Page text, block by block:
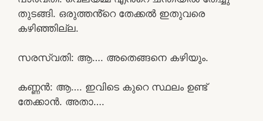
തുടങ്ങി. ഒരുത്തൻ്റെ തേക്കൽ ഇതുവരെ
കഴിഞ്ഞില്ല.
സരസ്വതി: ആ…. അതെങ്ങനെ കഴിയും.
കണ്ണൻ: ആ…. ഇവിടെ കുറെ സ്ഥലം ഉണ്ട്
തേക്കാൻ. അതാ….